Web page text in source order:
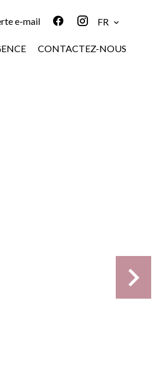
e-mail FR
CONTACTEZ-NOUS